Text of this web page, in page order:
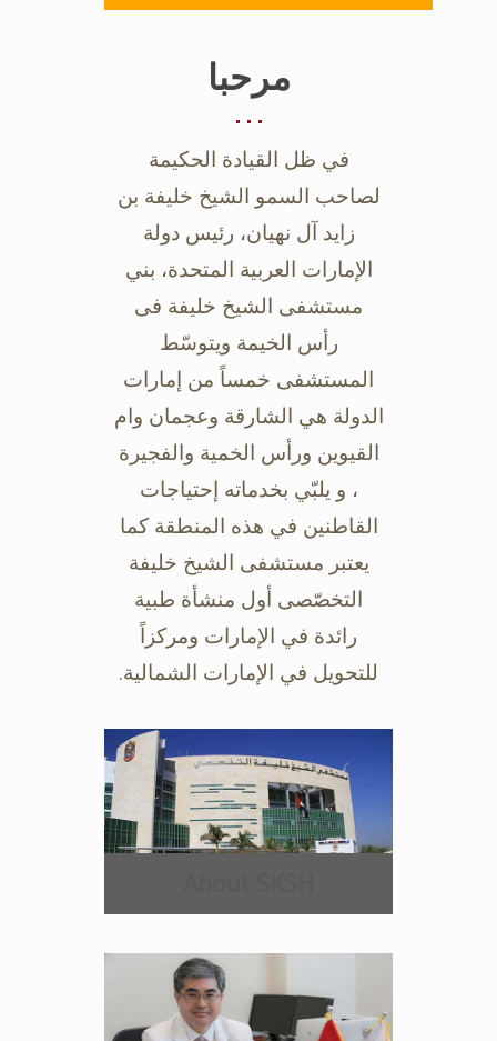
مرحبا
في ظل القيادة الحكيمة
لصاحب السمو الشيخ خليفة بن
زايد آل نهيان، رئيس دولة
‏الإمارات العربية المتحدة، بني
مستشفى الشيخ خليفة فى
رأس الخيمة ويتوسّط
‏المستشفى خمساً من إمارات
الدولة هي الشارقة وعجمان وام
القيوين ورأس الخمية ‏والفجيرة
، و يلبّي بخدماته إحتياجات
القاطنين في هذه المنطقة كما
يعتبر مستشفى ‏الشيخ خليفة
التخصّصى أول منشأة طبية
رائدة في الإمارات ومركزاً
للتحويل في ‏الإمارات الشمالية.‏